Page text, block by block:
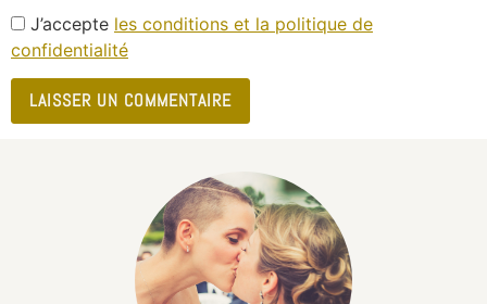
J’accepte les conditions et la politique de
confidentialité